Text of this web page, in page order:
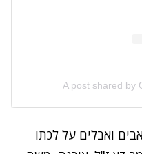
A post shared by
ואבלים על לכתו